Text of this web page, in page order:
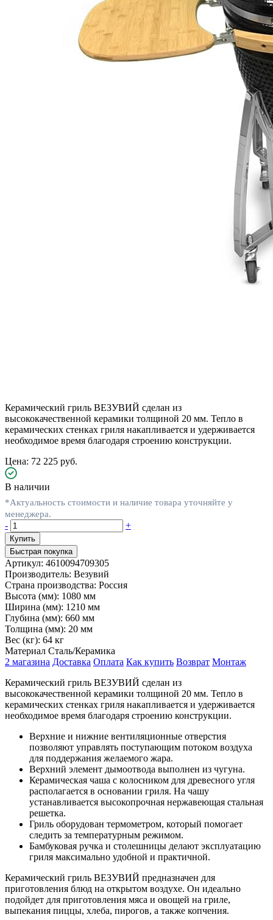
Керамический гриль ВЕЗУВИЙ сделан из
высококачественной керамики толщиной 20 мм. Тепло в
керамических стенках гриля накапливается и удерживается
необходимое время благодаря строению конструкции.
Цена: 72 225 руб.
В наличии
*Актуальность стоимости и наличие товара уточняйте у
менеджера.
-
+
Быстрая покупка
Артикул: 4610094709305
Производитель: Везувий
Страна производства: Россия
Высота (мм): 1080 мм
Ширина (мм): 1210 мм
Глубина (мм): 660 мм
Толщина (мм): 20 мм
Вес (кг): 64 кг
Материал Сталь/Керамика
2 магазина Доставка Оплата Как купить Возврат Монтаж
Керамический гриль ВЕЗУВИЙ сделан из
высококачественной керамики толщиной 20 мм. Тепло в
керамических стенках гриля накапливается и удерживается
необходимое время благодаря строению конструкции.
Верхние и нижние вентиляционные отверстия
позволяют управлять поступающим потоком воздуха
для поддержания желаемого жара.
Верхний элемент дымоотвода выполнен из чугуна.
Керамическая чаша с колосником для древесного угля
располагается в основании гриля. На чашу
устанавливается высокопрочная нержавеющая стальная
решетка.
Гриль оборудован термометром, который помогает
следить за температурным режимом.
Бамбуковая ручка и столешницы делают эксплуатацию
гриля максимально удобной и практичной.
Керамический гриль ВЕЗУВИЙ предназначен для
приготовления блюд на открытом воздухе. Он идеально
подойдет для приготовления мяса и овощей на гриле,
выпекания пиццы, хлеба, пирогов, а также копчения.